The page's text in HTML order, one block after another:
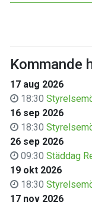
Kommande
17 aug 2026
18:30
16 sep 2026
18:30
26 sep 2026
09:30 Städdag
19 okt 2026
18:30
17 nov 2026